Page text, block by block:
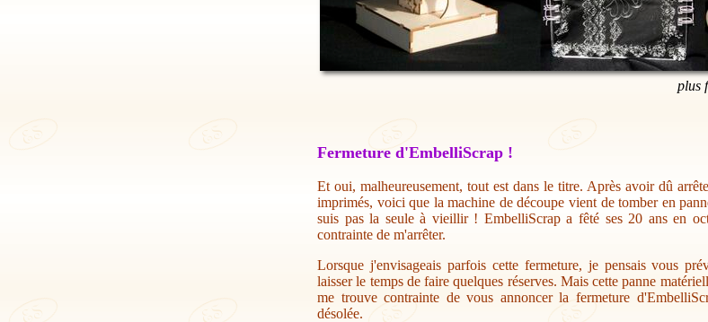
plus
Fermeture d'EmbelliScrap !
Et oui, malheureusement, tout est dans le titre. Après avoir dû
imprimés, voici que la machine de découpe vient de tomber en
suis pas la seule à vieillir ! EmbelliScrap a fêté ses 20 ans en
contrainte de m'arrêter.
Lorsque j'envisageais parfois cette fermeture, je pensais vous
laisser le temps de faire quelques réserves. Mais cette panne
me trouve contrainte de vous annoncer la fermeture
désolée.